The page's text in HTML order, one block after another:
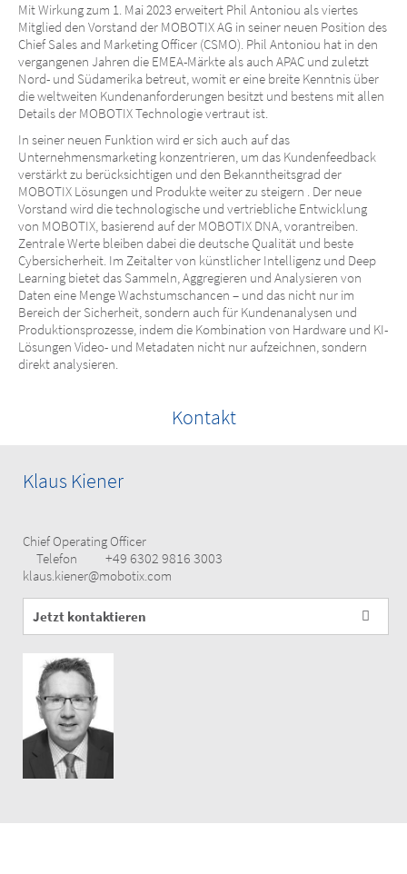
Mit Wirkung zum 1. Mai 2023 erweitert Phil Antoniou als viertes
Mitglied den Vorstand der MOBOTIX AG in seiner neuen Position des
Chief Sales and Marketing Officer (CSMO). Phil Antoniou hat in den
vergangenen Jahren die EMEA-Märkte als auch APAC und zuletzt
Nord- und Südamerika betreut, womit er eine breite Kenntnis über
die weltweiten Kundenanforderungen besitzt und bestens mit allen
Details der MOBOTIX Technologie vertraut ist.
In seiner neuen Funktion wird er sich auch auf das
Unternehmensmarketing konzentrieren, um das Kundenfeedback
verstärkt zu berücksichtigen und den Bekanntheitsgrad der
MOBOTIX Lösungen und Produkte weiter zu steigern . Der neue
Vorstand wird die technologische und vertriebliche Entwicklung
von MOBOTIX, basierend auf der MOBOTIX DNA, vorantreiben.
Zentrale Werte bleiben dabei die deutsche Qualität und beste
Cybersicherheit. Im Zeitalter von künstlicher Intelligenz und Deep
Learning bietet das Sammeln, Aggregieren und Analysieren von
Daten eine Menge Wachstumschancen – und das nicht nur im
Bereich der Sicherheit, sondern auch für Kundenanalysen und
Produktionsprozesse, indem die Kombination von Hardware und KI-
Lösungen Video- und Metadaten nicht nur aufzeichnen, sondern
direkt analysieren.
Kontakt
Klaus Kiener
Chief Operating Officer
Telefon
+49 6302 9816 3003
klaus.kiener@mobotix.com
Jetzt kontaktieren